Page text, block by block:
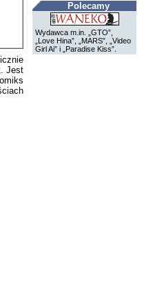
Jest
Polecamy
Wydawca m.in. „GTO”,
„Love Hina”, „MARS”, „Video
Girl Ai” i „Paradise Kiss”.